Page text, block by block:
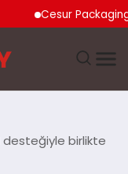
Cesur Packaging,
desteğiyle birlikte